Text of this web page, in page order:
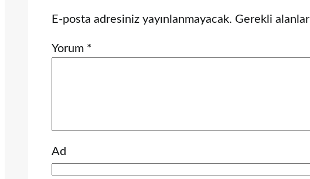
E-posta adresiniz yayınlanmayacak. Gerekli alanlar
Yorum *
Ad